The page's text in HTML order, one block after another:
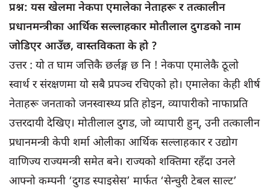
प्रश्न: यस खेलमा नेकपा एमालेका नेताहरू र तत्कालीन
प्रधानमन्त्रीका आर्थिक सल्लाहकार मोतीलाल दुगडको नाम
जोडिएर आउँछ, वास्तविकता के हो ?
उत्तर : यो त घाम जत्तिकै छर्लङ्ग छ नि ! नेकपा एमालेकै ठूलो
स्वार्थ र संरक्षणमा यो सबै प्रपञ्च रचिएको हो। एमालेका केही शीर्ष
नेताहरू जनताको जनस्वास्थ्य प्रति होइन, व्यापारीको नाफाप्रति
उत्तरदायी देखिए। मोतीलाल दुगड, जो व्यापारी हुन्, उनी तत्कालीन
प्रधानमन्त्री केपी शर्मा ओलीका आर्थिक सल्लाहकार र उद्योग
वाणिज्य राज्यमन्त्री समेत बने। राज्यको शक्तिमा रहँदा उनले
आफ्नो कम्पनी ‘दुगड स्पाइसेस’ मार्फत ‘सेन्चुरी टेबल साल्ट’